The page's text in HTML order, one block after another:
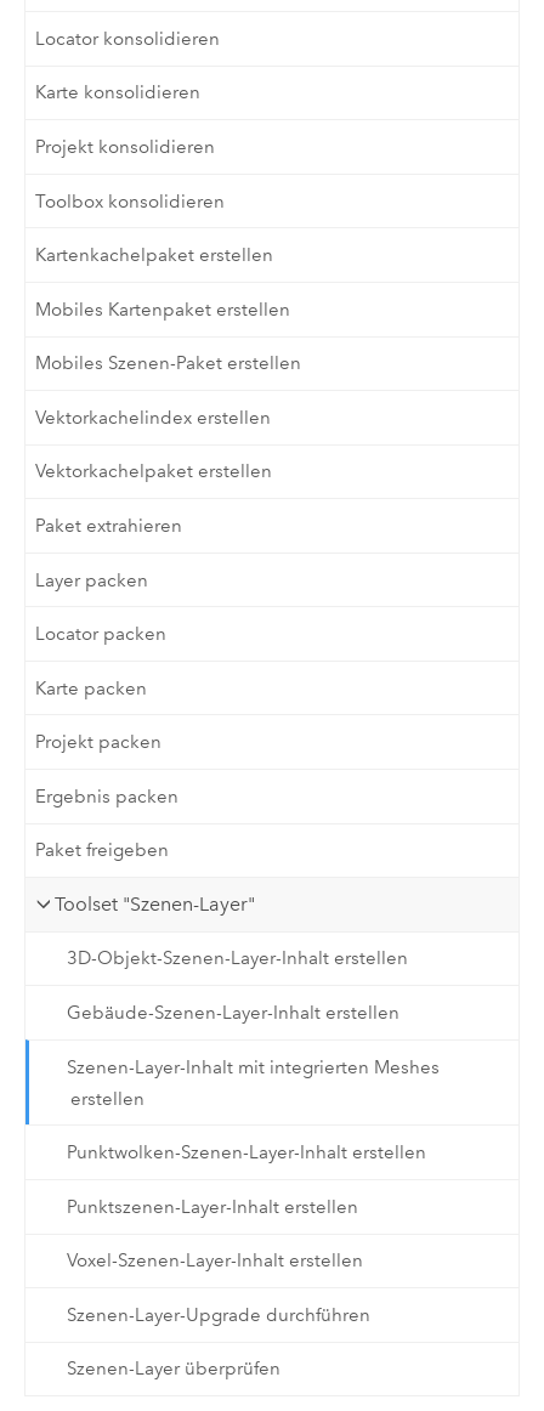
Locator konsolidieren
Karte konsolidieren
Projekt konsolidieren
Toolbox konsolidieren
Kartenkachelpaket erstellen
Mobiles Kartenpaket erstellen
Mobiles Szenen-Paket erstellen
Vektorkachelindex erstellen
Vektorkachelpaket erstellen
Paket extrahieren
Layer packen
Locator packen
Karte packen
Projekt packen
Ergebnis packen
Paket freigeben
Toolset "Szenen-Layer"
3D-Objekt-Szenen-Layer-Inhalt erstellen
Gebäude-Szenen-Layer-Inhalt erstellen
Szenen-Layer-Inhalt mit integrierten Meshes
erstellen
Punktwolken-Szenen-Layer-Inhalt erstellen
Punktszenen-Layer-Inhalt erstellen
Voxel-Szenen-Layer-Inhalt erstellen
Szenen-Layer-Upgrade durchführen
Szenen-Layer überprüfen